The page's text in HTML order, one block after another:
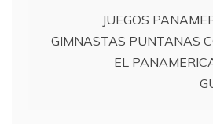
entradasJUEGOS
GIMNASTAS PUNTANAS
EL